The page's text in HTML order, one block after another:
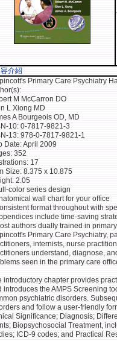
介紹
Primary Care Psychiatry
M McCarron DO
L Xiong MD
A Bourgeois OD, MD
10: 0-7817-9821-3
13: 978-0-7817-9821-1
Date: April 2009
352
17
Size: 8.375 x 10.875
2.05
color series design
wall chart for your office
format throughout with
include time-saving
authors dually trained in
Primary Care Psychiatry,
internists, nurse
understand, diagnose,
seen in the primary care
introductory chapter provides
introduces the AMPS Screening
psychiatric disorders.
and follow a user-friendly
Significance; Diagnosis;
Biopsychosocial Treatment,
ICD-9 codes; and Practical